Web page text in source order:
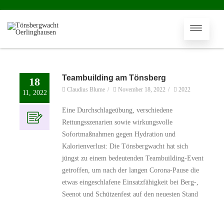
18
11, 2022
Teambuilding am Tönsberg
Claudius Blume / November 18, 2022 / 2022
Eine Durchschlageübung, verschiedene
Rettungsszenarien sowie wirkungsvolle
Sofortmaßnahmen gegen Hydration und
Kalorienverlust: Die Tönsbergwacht hat sich
jüngst zu einem bedeutenden Teambuilding-Event
getroffen, um nach der langen Corona-Pause die
etwas eingeschlafene Einsatzfähigkeit bei Berg-,
Seenot und Schützenfest auf den neuesten Stand